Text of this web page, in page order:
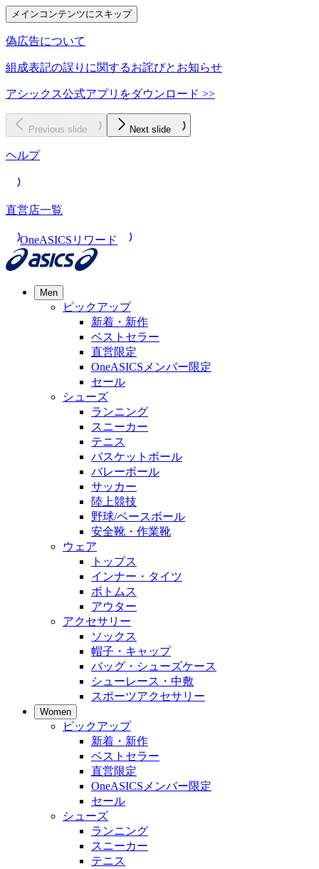
メインコンテンツにスキップ
偽広告について
組成表記の誤りに関するお詫びとお知らせ
アシックス公式アプリをダウンロード >>
Previous slide Next slide
ヘルプ
直営店一覧
OneASICSリワード
Men
ピックアップ
新着・新作
ベストセラー
直営限定
OneASICSメンバー限定
セール
シューズ
ランニング
スニーカー
テニス
バスケットボール
バレーボール
サッカー
陸上競技
野球/ベースボール
安全靴・作業靴
ウェア
トップス
インナー・タイツ
ボトムス
アウター
アクセサリー
ソックス
帽子・キャップ
バッグ・シューズケース
シューレース・中敷
スポーツアクセサリー
Women
ピックアップ
新着・新作
ベストセラー
直営限定
OneASICSメンバー限定
セール
シューズ
ランニング
スニーカー
テニス